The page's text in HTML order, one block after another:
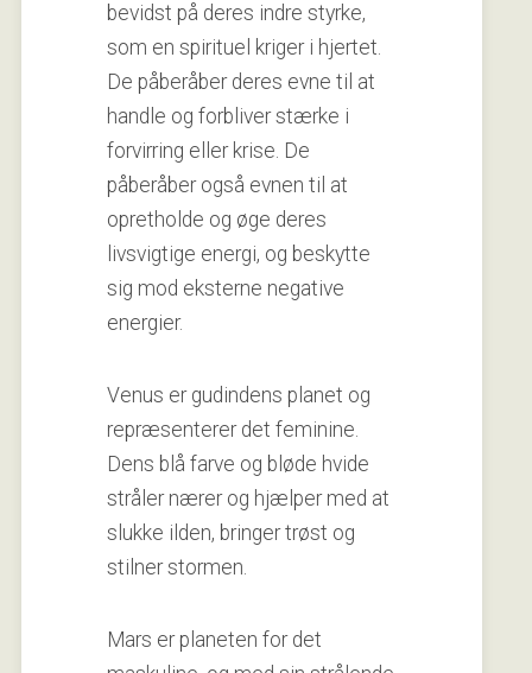
bevidst på deres indre styrke,
som en spirituel kriger i hjertet.
De påberåber deres evne til at
handle og forbliver stærke i
forvirring eller krise. De
påberåber også evnen til at
opretholde og øge deres
livsvigtige energi, og beskytte
sig mod eksterne negative
energier.
Venus er gudindens planet og
repræsenterer det feminine.
Dens blå farve og bløde hvide
stråler nærer og hjælper med at
slukke ilden, bringer trøst og
stilner stormen.
Mars er planeten for det